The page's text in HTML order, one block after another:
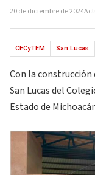
20 de diciembre de 2024
CECyTEM San Lucas
Con la
San Lucas del
Estado de